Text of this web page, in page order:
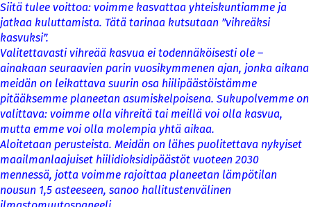
Siitä tulee voittoa: voimme kasvattaa yhteiskuntiamme ja
jatkaa kuluttamista. Tätä tarinaa kutsutaan ”vihreäksi
kasvuksi”.
Valitettavasti vihreää kasvua ei todennäköisesti ole –
ainakaan seuraavien parin vuosikymmenen ajan, jonka aikana
meidän on leikattava suurin osa hiilipäästöistämme
pitääksemme planeetan asumiskelpoisena. Sukupolvemme on
valittava: voimme olla vihreitä tai meillä voi olla kasvua,
mutta emme voi olla molempia yhtä aikaa.
Aloitetaan perusteista. Meidän on lähes puolitettava nykyiset
maailmanlaajuiset hiilidioksidipäästöt vuoteen 2030
mennessä, jotta voimme rajoittaa planeetan lämpötilan
nousun 1,5 asteeseen, sanoo hallitustenvälinen